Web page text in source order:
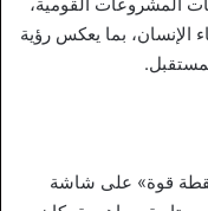
الإنسان، بما يعكس رؤية
قوة» على شاشة